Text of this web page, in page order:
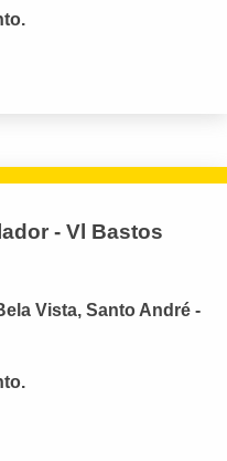
- Vl Bastos
Vista, Santo André -